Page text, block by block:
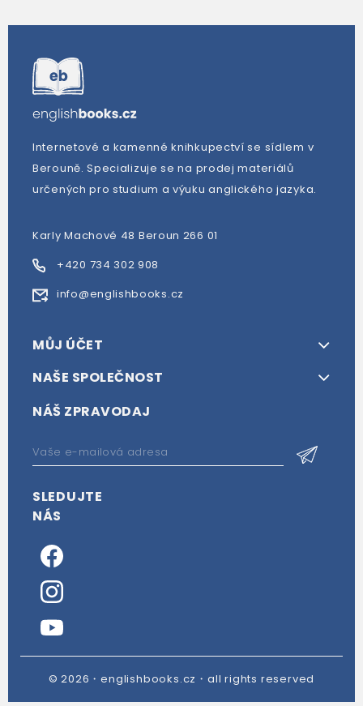
Internetové a kamenné knihkupectví se sídlem v
Berouně. Specializuje se na prodej materiálů
určených pro studium a výuku anglického jazyka.
Karly Machové 48 Beroun 266 01
+420 734 302 908
info@englishbooks.cz
MŮJ ÚČET
NAŠE SPOLEČNOST
NÁŠ ZPRAVODAJ
SLEDUJTE
NÁS
© 2026・englishbooks.cz・all rights reserved